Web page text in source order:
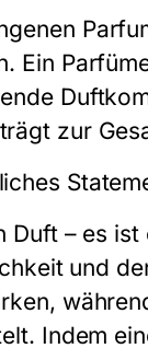
Ein
zur
Duft – es
und
Indem